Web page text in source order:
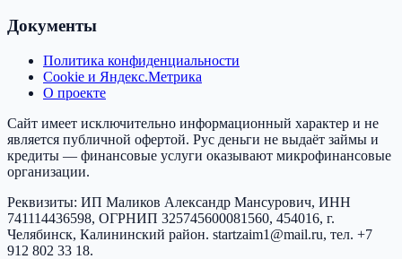
Документы
Политика конфиденциальности
Cookie и Яндекс.Метрика
О проекте
Сайт имеет исключительно информационный характер и не
является публичной офертой. Рус деньги не выдаёт займы и
кредиты — финансовые услуги оказывают микрофинансовые
организации.
Реквизиты: ИП Маликов Александр Мансурович, ИНН
741114436598, ОГРНИП 325745600081560, 454016, г.
Челябинск, Калининский район. startzaim1@mail.ru, тел. +7
912 802 33 18.